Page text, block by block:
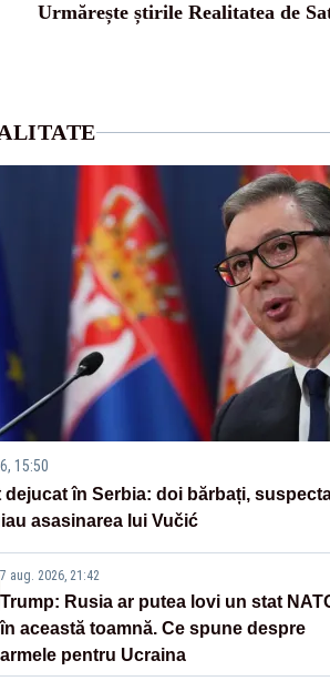
Urmărește știrile Realitatea de
15:50
dejucat în Serbia: doi bărbați,
asasinarea lui Vučić
7 aug. 2026, 21:42
Trump: Rusia ar putea lovi un stat
în această toamnă. Ce spune despre
armele pentru Ucraina